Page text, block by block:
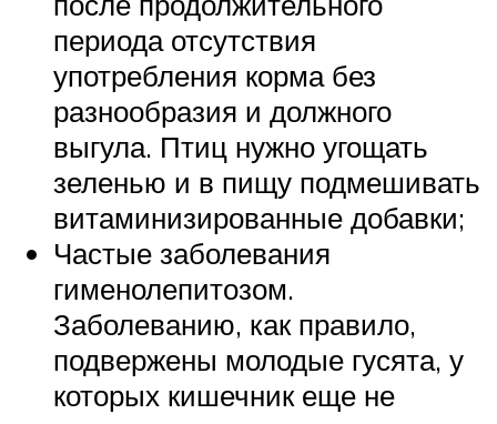
периода отсутствия
употребления корма без
разнообразия и должного
выгула. Птиц нужно угощать
зеленью и в пищу подмешивать
витаминизированные добавки;
Частые заболевания
гименолепитозом.
Заболеванию, как правило,
подвержены молодые гусята, у
которых кишечник еще не